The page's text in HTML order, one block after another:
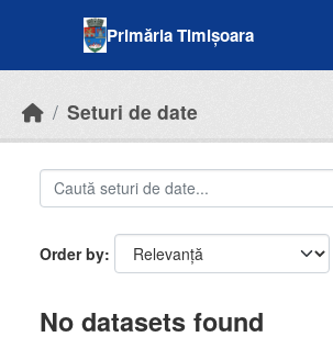
Primăria Timișoara
Seturi de date
Order by
No datasets found